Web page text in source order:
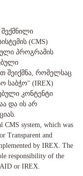
(CMS)
პროგრამის
შეიქმნა, რომელსაც
საბჭო" (IREX)
კონტენტი
და ის არ
CMS system, which was
Transparent and
by IREX. The
responsibility of the
or IREX.